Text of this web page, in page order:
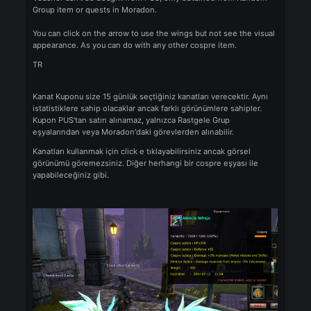
have the same stats but different looks.
Voucher can't be bought from PUS, only obtained from Random
Group item or quests in Moradon.
appearance. As you can do with any other cospre item.
TR
Kanat Kuponu size 15 günlük seçtiğiniz kanatları verecektir.
istatistiklere sahip olacaklar ancak farklı görünümlere sahipler.
Kanatları kullanmak için click e tıklayabilirsiniz ancak görsel
görünümü göremezsiniz. Diğer herhangi bir cospre eşyası ile
yapabileceğiniz gibi.